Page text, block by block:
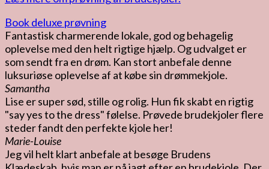
Book deluxe prøvning
Fantastisk charmerende lokale, god og behagelig
oplevelse med den helt rigtige hjælp. Og udvalget er
som sendt fra en drøm. Kan stort anbefale denne
luksuriøse oplevelse af at købe sin drømmekjole.
Samantha
Lise er super sød, stille og rolig. Hun fik skabt en rigtig
"say yes to the dress" følelse. Prøvede brudekjoler flere
steder fandt den perfekte kjole her!
Marie-Louise
Jeg vil helt klart anbefale at besøge Brudens